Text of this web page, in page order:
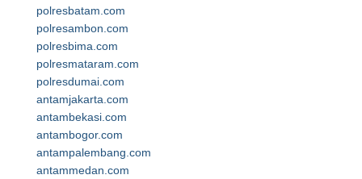
polresbatam.com
polresambon.com
polresbima.com
polresmataram.com
polresdumai.com
antamjakarta.com
antambekasi.com
antambogor.com
antampalembang.com
antammedan.com